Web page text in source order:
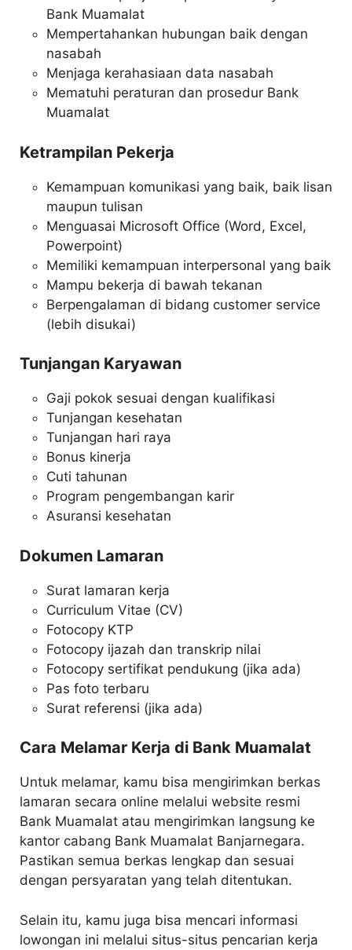
Bank Muamalat
Mempertahankan hubungan baik dengan
nasabah
Menjaga kerahasiaan data nasabah
Mematuhi peraturan dan prosedur Bank
Muamalat
Ketrampilan Pekerja
Kemampuan komunikasi yang baik, baik lisan
maupun tulisan
Menguasai Microsoft Office (Word, Excel,
Powerpoint)
Memiliki kemampuan interpersonal yang baik
Mampu bekerja di bawah tekanan
Berpengalaman di bidang customer service
(lebih disukai)
Tunjangan Karyawan
Gaji pokok sesuai dengan kualifikasi
Tunjangan kesehatan
Tunjangan hari raya
Bonus kinerja
Cuti tahunan
Program pengembangan karir
Asuransi kesehatan
Dokumen Lamaran
Surat lamaran kerja
Curriculum Vitae (CV)
Fotocopy KTP
Fotocopy ijazah dan transkrip nilai
Fotocopy sertifikat pendukung (jika ada)
Pas foto terbaru
Surat referensi (jika ada)
Cara Melamar Kerja di Bank Muamalat
Untuk melamar, kamu bisa mengirimkan berkas
lamaran secara online melalui website resmi
Bank Muamalat atau mengirimkan langsung ke
kantor cabang Bank Muamalat Banjarnegara.
Pastikan semua berkas lengkap dan sesuai
dengan persyaratan yang telah ditentukan.
Selain itu, kamu juga bisa mencari informasi
lowongan ini melalui situs-situs pencarian kerja